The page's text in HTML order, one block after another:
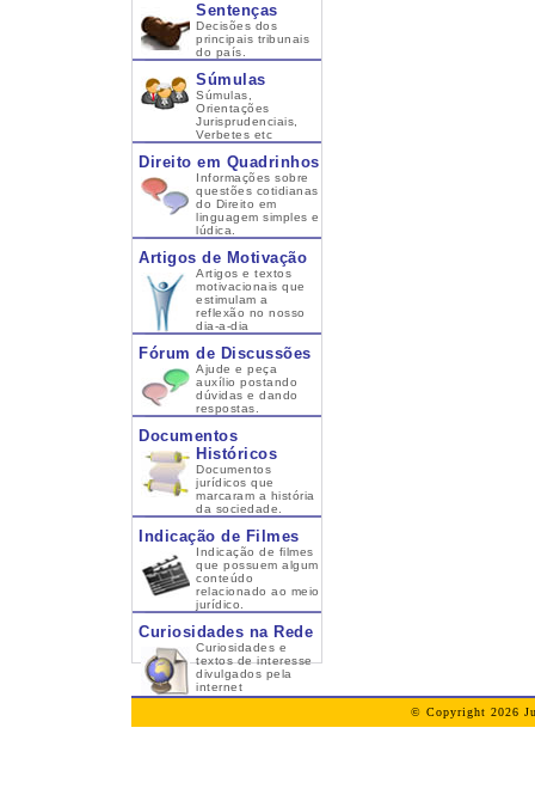
Sentenças
Decisões dos
principais tribunais
do país.
Súmulas
Súmulas,
Orientações
Jurisprudenciais,
Verbetes etc
Direito em Quadrinhos
Informações sobre
questões cotidianas
do Direito em
linguagem simples e
lúdica.
Artigos de Motivação
Artigos e textos
motivacionais que
estimulam a
reflexão no nosso
dia-a-dia
Fórum de Discussões
Ajude e peça
auxílio postando
dúvidas e dando
respostas.
Documentos
Históricos
Documentos
jurídicos que
marcaram a história
da sociedade.
Indicação de Filmes
Indicação de filmes
que possuem algum
conteúdo
relacionado ao meio
jurídico.
Curiosidades na Rede
Curiosidades e
textos de interesse
divulgados pela
internet
© Copyright 2026